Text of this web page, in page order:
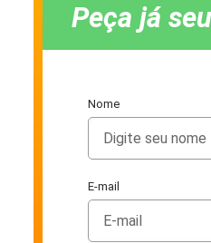
Peça já
Nome
E-mail